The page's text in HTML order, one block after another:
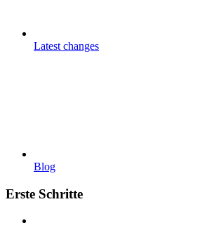
Latest changes
Blog
Erste Schritte